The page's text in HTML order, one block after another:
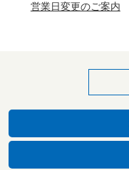
営業日変更のご案内